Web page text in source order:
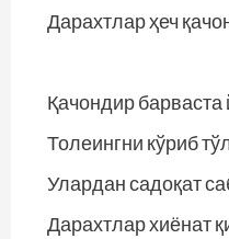
Дарахтлар ҳеч
Қачондир барваста
Толеингни кўриб
Улардан садоқат
Дарахтлар хиёнат